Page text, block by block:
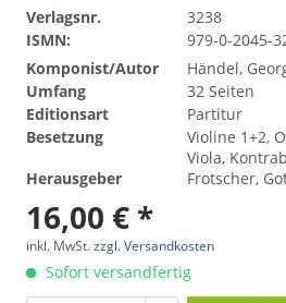
Verlagsnr.
3238
ISMN:
979-0-2045-
Komponist/Autor
Händel,
Umfang
32 Seiten
Editionsart
Partitur
Besetzung
Violine 1+2,
Viola,
Herausgeber
Frotscher,
16,00 € *
inkl. MwSt.zzgl. Versandkosten
Sofort versandfertig